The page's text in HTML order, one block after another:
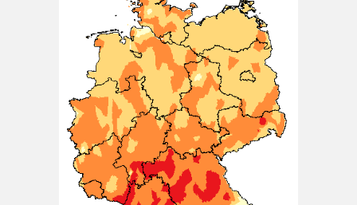
München (7.8. 4:00): wolkig 18°
7 August 2026
Wetterwerte von Freitag 07.08.2026 04:00:
Wetterzustand: wolkig Lufttemperatur in 2 Metern
Höhe: 18° mittlere Windgeschwindigkeit: 3 km/h
mittlere Windrichtung: NW [...]